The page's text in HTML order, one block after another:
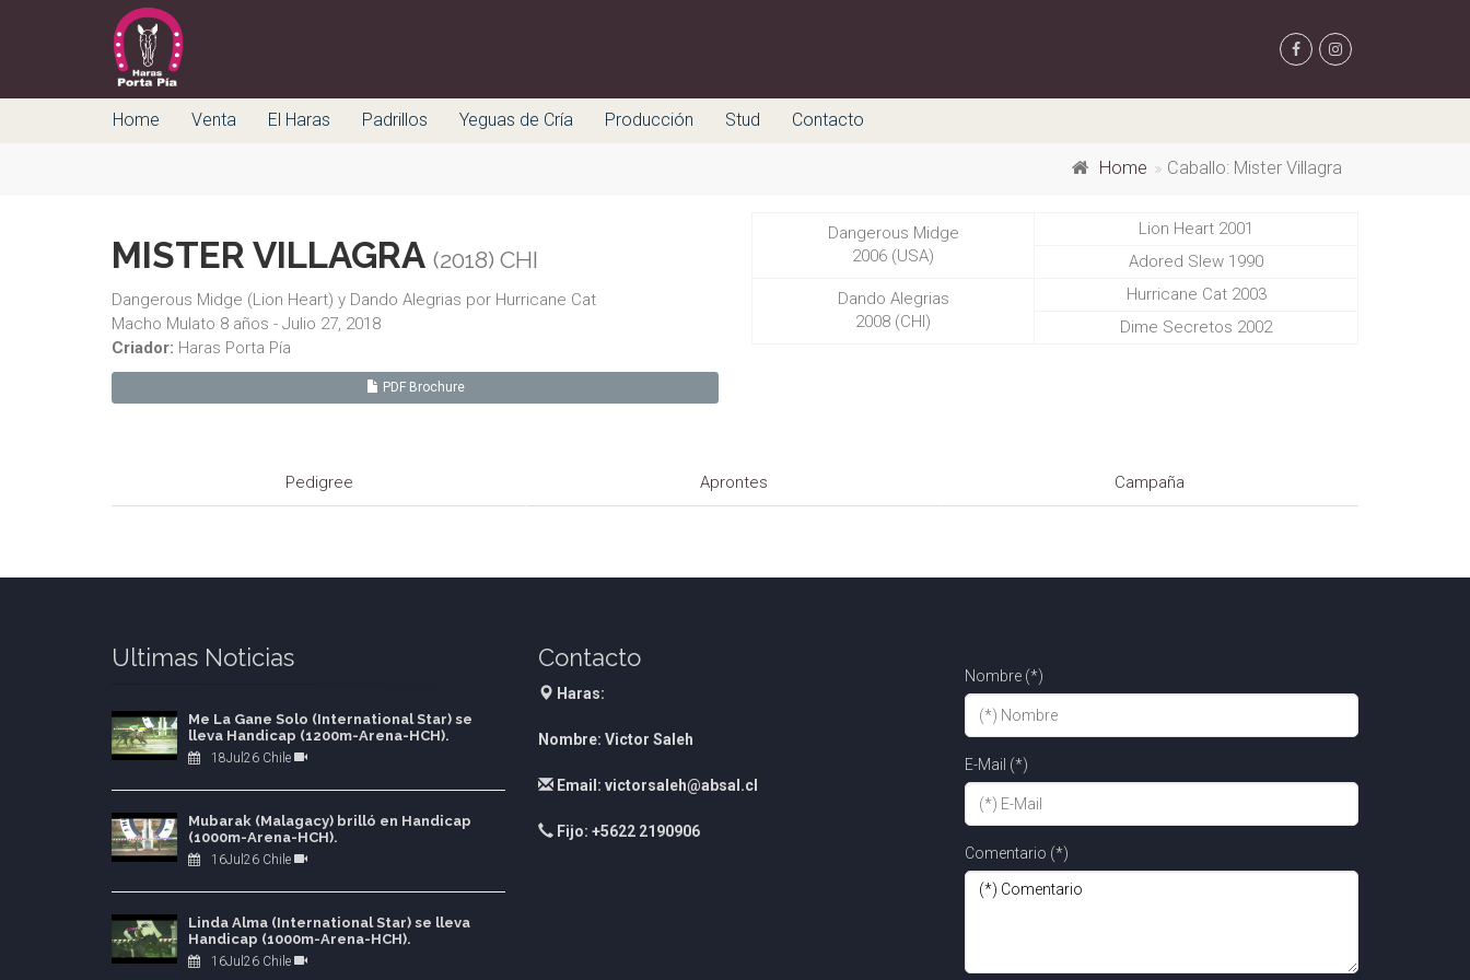
Home Venta El Haras Padrillos Yeguas de Cría Producción Stud Contacto
Home Caballo: Mister Villagra
MISTER VILLAGRA (2018) CHI
Dangerous Midge (Lion Heart) y Dando Alegrias por Hurricane Cat
Macho Mulato 8 años - Julio 27, 2018
Criador: Haras Porta Pía
PDF Brochure
Dangerous Midge
2006 (USA)
Lion Heart 2001
Adored Slew 1990
Dando Alegrias
2008 (CHI)
Hurricane Cat 2003
Dime Secretos 2002
Pedigree Aprontes Campaña
Ultimas Noticias
Me La Gane Solo (International Star) se
lleva Handicap (1200m-Arena-HCH).
18Jul26 Chile
Mubarak (Malagacy) brilló en Handicap
(1000m-Arena-HCH).
16Jul26 Chile
Linda Alma (International Star) se lleva
Handicap (1000m-Arena-HCH).
16Jul26 Chile
Contacto
Haras:
Nombre: Victor Saleh
Email: victorsaleh@absal.cl
Fijo: +5622 2190906
Nombre (*)
E-Mail (*)
Comentario (*)